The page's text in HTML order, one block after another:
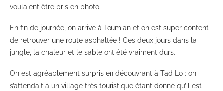
voulaient être pris en photo.
En fin de journée, on arrive à Toumian et on est super content
de retrouver une route asphaltée ! Ces deux jours dans la
jungle, la chaleur et le sable ont été vraiment durs.
On est agréablement surpris en découvrant à Tad Lo : on
s’attendait à un village très touristique étant donné qu’il est